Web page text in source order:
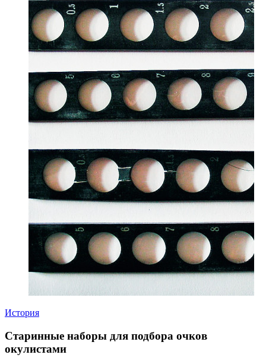
История
Старинные наборы для подбора очков
окулистами